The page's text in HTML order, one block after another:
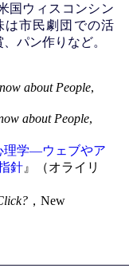
国ウィスコンシン
は市民劇団での活
パン作りなど。
about People,
about People,
理学―ウェブやア
針 』（オライリ
，New